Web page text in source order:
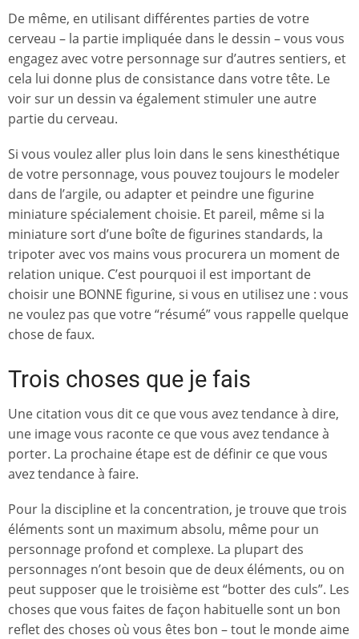
De même, en utilisant différentes parties de votre
cerveau – la partie impliquée dans le dessin – vous vous
engagez avec votre personnage sur d’autres sentiers, et
cela lui donne plus de consistance dans votre tête. Le
voir sur un dessin va également stimuler une autre
partie du cerveau.
Si vous voulez aller plus loin dans le sens kinesthétique
de votre personnage, vous pouvez toujours le modeler
dans de l’argile, ou adapter et peindre une figurine
miniature spécialement choisie. Et pareil, même si la
miniature sort d’une boîte de figurines standards, la
tripoter avec vos mains vous procurera un moment de
relation unique. C’est pourquoi il est important de
choisir une BONNE figurine, si vous en utilisez une : vous
ne voulez pas que votre “résumé” vous rappelle quelque
chose de faux.
Trois choses que je fais
Une citation vous dit ce que vous avez tendance à dire,
une image vous raconte ce que vous avez tendance à
porter. La prochaine étape est de définir ce que vous
avez tendance à faire.
Pour la discipline et la concentration, je trouve que trois
éléments sont un maximum absolu, même pour un
personnage profond et complexe. La plupart des
personnages n’ont besoin que de deux éléments, ou on
peut supposer que le troisième est “botter des culs”. Les
choses que vous faites de façon habituelle sont un bon
reflet des choses où vous êtes bon – tout le monde aime